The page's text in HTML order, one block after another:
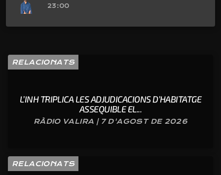
23:00
RELACIONATS
L’INH TRIPLICA LES ADJUDICACIONS D’HABITATGE
ASSEQUIBLE EL...
RÀDIO VALIRA | 7 D'AGOST DE 2026
RELACIONATS